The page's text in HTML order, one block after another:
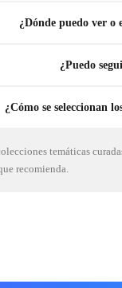
¿Dónde puedo ver o
¿Puedo
¿Cómo se seleccionan
temáticas
recomienda.